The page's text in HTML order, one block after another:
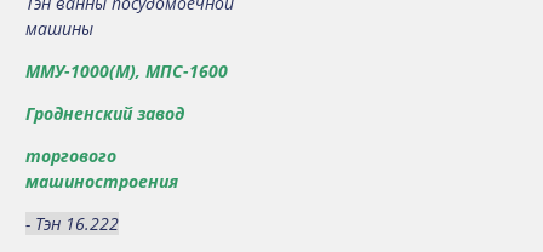
машины
ММУ-1000(М), МПС-1600
Гродненский завод
торгового
машиностроения
- Тэн 16.222